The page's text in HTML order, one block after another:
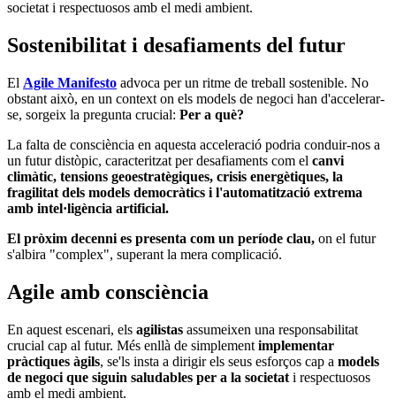
societat i respectuosos amb el medi ambient.
Sostenibilitat i desafiaments del futur
El Agile Manifesto advoca per un ritme de treball sostenible. No
obstant això, en un context on els models de negoci han d'accelerar-
se, sorgeix la pregunta crucial: Per a què?
La falta de consciència en aquesta acceleració podria conduir-nos a
un futur distòpic, caracteritzat per desafiaments com el canvi
climàtic, tensions geoestratègiques, crisis energètiques, la
fragilitat dels models democràtics i l'automatització extrema
amb intel·ligència artificial.
El pròxim decenni es presenta com un període clau, on el futur
s'albira "complex", superant la mera complicació.
Agile amb consciència
En aquest escenari, els agilistas assumeixen una responsabilitat
crucial cap al futur. Més enllà de simplement implementar
pràctiques àgils, se'ls insta a dirigir els seus esforços cap a models
de negoci que siguin saludables per a la societat i respectuosos
amb el medi ambient.